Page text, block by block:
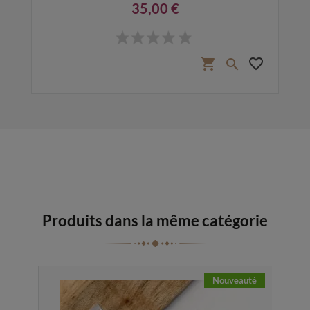
35,00 €
shopping_cart  favorite_border
Produits dans la même catégorie
Nouveauté